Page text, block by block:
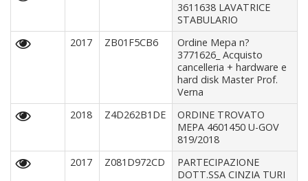
3611638 LAVATRICE
STABULARIO
2017
ZB01F5CB6
Ordine Mepa n?
3771626_ Acquisto
cancelleria + hardware e
hard disk Master Prof.
Verna
2018
Z4D262B1DE
ORDINE TROVATO
MEPA 4601450 U-GOV
819/2018
2017
Z081D972CD
PARTECIPAZIONE
DOTT.SSA CINZIA TURI